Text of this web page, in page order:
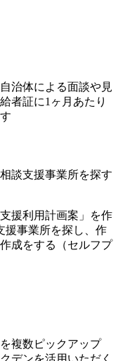
治体による面談や見
者証に1ヶ月あたり
談支援事業所を探す
援利用計画案」を作
援事業所を探し、作
成をする（セルフプ
複数ピックアップ